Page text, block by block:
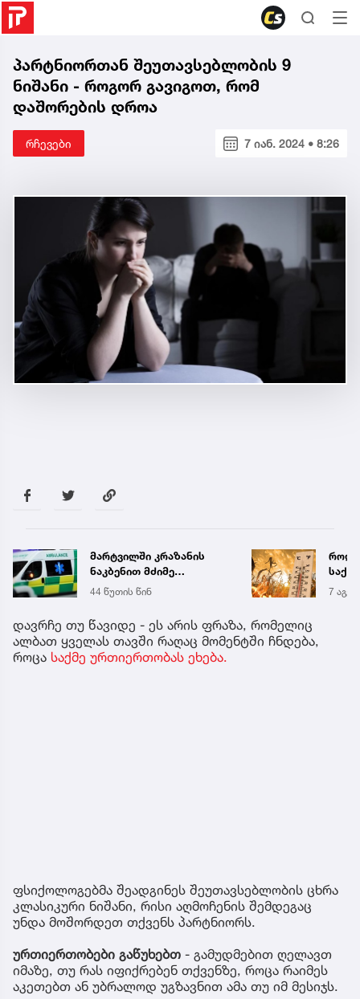
პარტნიორთან შეუთავსებლობის 9
ნიშანი - როგორ გავიგოთ, რომ
დაშორების დროა
რჩევები 7 იან. 2024 • 8:26
მარტვილში კრაზანის
ნაკბენით მძიმე
მდგომარეობაში მყოფი
ახალგაზრდა
გადაარჩინეს
44 წუთის წინ 7 აგვ
დავრჩე თუ წავიდე - ეს არის ფრაზა, რომელიც
ალბათ ყველას თავში რაღაც მომენტში ჩნდება,
როცა საქმე ურთიერთობას ეხება.
ფსიქოლოგებმა შეადგინეს შეუთავსებლობის ცხრა
კლასიკური ნიშანი, რისი აღმოჩენის შემდეგაც
უნდა მოშორდეთ თქვენს პარტნიორს.
ურთიერთობები გაწუხებთ - გამუდმებით ღელავთ
იმაზე, თუ რას იფიქრებენ თქვენზე, როცა რაიმეს
აკეთებთ ან უბრალოდ უგზავნით ამა თუ იმ მესიჯს.